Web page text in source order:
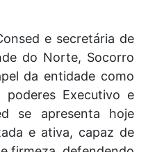
e secretária de
do Norte, Socorro
da entidade como
Executivo e
se apresenta hoje
e ativa, capaz de